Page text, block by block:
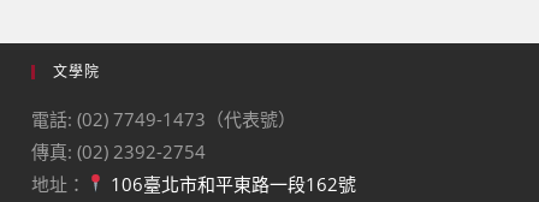
文學院
電話: (02) 7749-1473（代表號）
傳真: (02) 2392-2754
地址：
106臺北市和平東路一段162號